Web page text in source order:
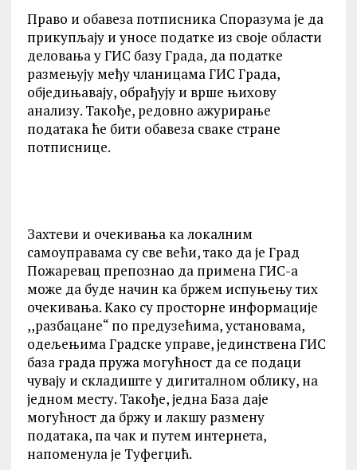
Право и обавеза потписника Споразума је да
прикупљају и уносе податке из своје области
деловања у ГИС базу Града, да податке
размењују међу чланицама ГИС Града,
обједињавају, обрађују и врше њихову
анализу. Такође, редовно ажурирање
података ће бити обавеза сваке стране
потписнице.
Захтеви и очекивања ка локалним
самоуправама су све већи, тако да је Град
Пожаревац препознао да примена ГИС-а
може да буде начин ка бржем испуњењу тих
очекивања. Kако су просторне информације
,,разбацане“ по предузећима, установама,
одељењима Градске управе, јединствена ГИС
база града пружа могућност да се подаци
чувају и складиште у дигиталном облику, на
једном месту. Такође, једна База даје
могућност да бржу и лакшу размену
података, па чак и путем интернета,
напоменула је Туфегџић.